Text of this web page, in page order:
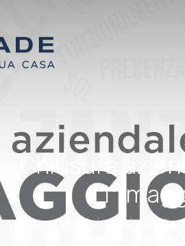
Chiusura
1°
Chiusura ordini anticipata di